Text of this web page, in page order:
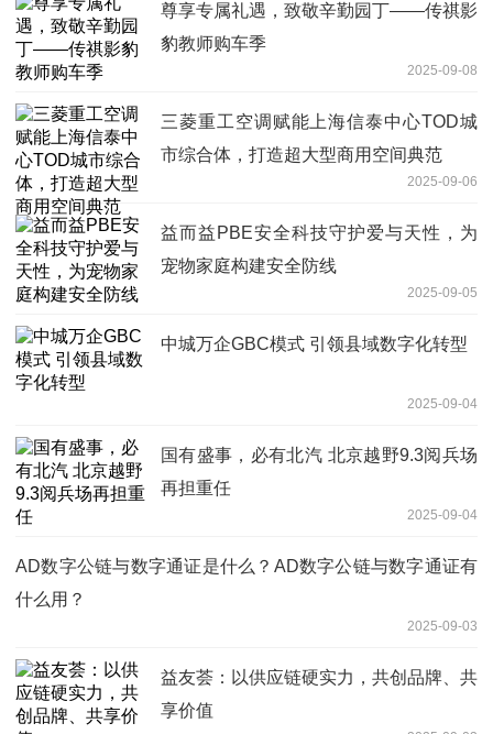
尊享专属礼遇，致敬辛勤园丁——传祺影
豹教师购车季
2025-09-08
三菱重工空调赋能上海信泰中心TOD城
市综合体，打造超大型商用空间典范
2025-09-06
益而益PBE安全科技守护爱与天性，为
宠物家庭构建安全防线
2025-09-05
中城万企GBC模式 引领县域数字化转型
2025-09-04
国有盛事，必有北汽 北京越野9.3阅兵场
再担重任
2025-09-04
AD数字公链与数字通证是什么？AD数字公链与数字通证有
什么用？
2025-09-03
益友荟：以供应链硬实力，共创品牌、共
享价值